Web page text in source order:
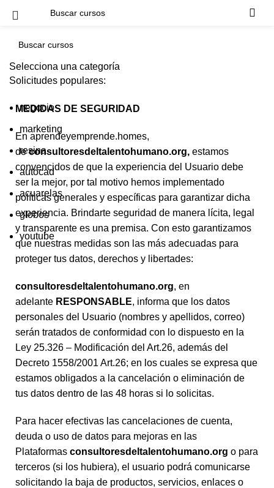
Términos y condiciones
MEDIDAS DE SEGURIDAD
En aprendeyemprende.homes,
deconsultoresdeltalentohumano.org, estamos
convencidos de que la experiencia del Usuario debe
ser la mejor, por tal motivo hemos implementado
políticas generales y específicas para garantizar dicha
experiencia. Brindarte seguridad de manera lícita, legal
y transparente es una premisa. Con esto garantizamos
que nuestras medidas son las más adecuadas para
proteger tus datos, derechos y libertades:
consultoresdeltalentohumano.org, en
adelante RESPONSABLE, informa que los datos
personales del Usuario (nombres y apellidos, correo)
serán tratados de conformidad con lo dispuesto en la
Ley 25.326 – Modificación del Art.26, además del
Decreto 1558/2001 Art.26; en los cuales se expresa que
estamos obligados a la cancelación o eliminación de
tus datos dentro de las 48 horas si lo solicitas.
Para hacer efectivas las cancelaciones de cuenta,
deuda o uso de datos para mejoras en las
Plataformas consultoresdeltalentohumano.org o para
terceros (si los hubiera), el usuario podrá comunicarse
solicitando la baja de productos, servicios, enlaces o
Selecciona una categoría
Solicitudes populares:
negocio
marketing
resina
autocad
acuarelas
globos
youtube